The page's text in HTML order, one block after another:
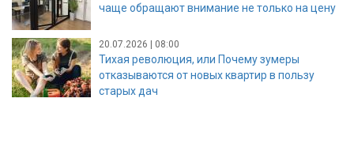
чаще обращают внимание не только на цену
20.07.2026 | 08:00
Тихая революция, или Почему зумеры
отказываются от новых квартир в пользу
старых дач